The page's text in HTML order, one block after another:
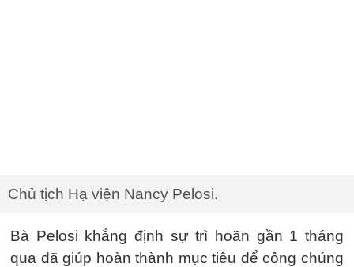
Chủ tịch Hạ viện Nancy Pelosi.
Bà Pelosi khẳng định sự trì hoãn gần 1 tháng
qua đã giúp hoàn thành mục tiêu để công chúng